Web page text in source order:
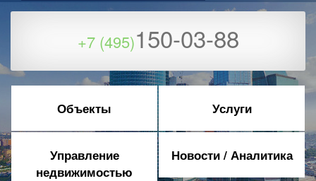
+7 (495)150-03-88
Объекты Услуги
Управление
недвижимостью
Новости / Аналитика